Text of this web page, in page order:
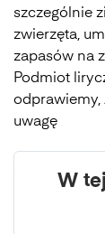
szczególnie
zwierzęta,
zapasów na
Podmiot
odprawiemy,
uwagę
W